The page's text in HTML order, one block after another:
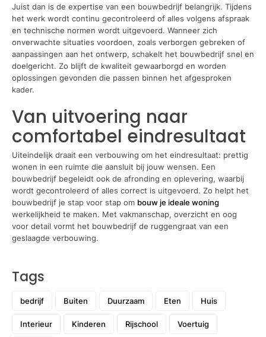
Juist dan is de expertise van een bouwbedrijf belangrijk. Tijdens
het werk wordt continu gecontroleerd of alles volgens afspraak
en technische normen wordt uitgevoerd. Wanneer zich
onverwachte situaties voordoen, zoals verborgen gebreken of
aanpassingen aan het ontwerp, schakelt het bouwbedrijf snel en
doelgericht. Zo blijft de kwaliteit gewaarborgd en worden
oplossingen gevonden die passen binnen het afgesproken
kader.
Van uitvoering naar
comfortabel eindresultaat
Uiteindelijk draait een verbouwing om het eindresultaat: prettig
wonen in een ruimte die aansluit bij jouw wensen. Een
bouwbedrijf begeleidt ook de afronding en oplevering, waarbij
wordt gecontroleerd of alles correct is uitgevoerd. Zo helpt het
bouwbedrijf je stap voor stap om bouw je ideale woning
werkelijkheid te maken. Met vakmanschap, overzicht en oog
voor detail vormt het bouwbedrijf de ruggengraat van een
geslaagde verbouwing.
Tags
bedrijf Buiten Duurzaam Eten Huis
Interieur Kinderen Rijschool Voertuig